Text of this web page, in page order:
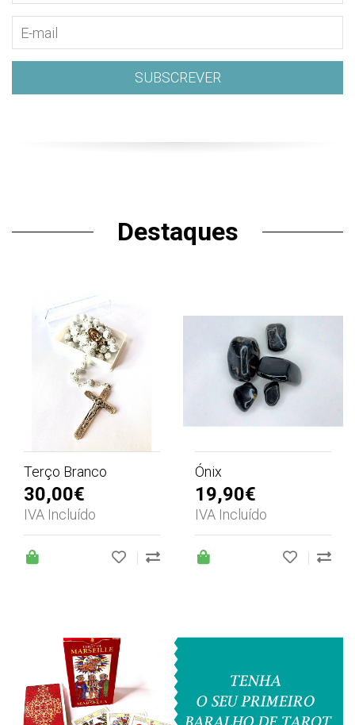
SUBSCREVER
Destaques
Terço Branco
30,00€
IVA Incluído
|
Ónix
19,90€
IVA Incluído
|